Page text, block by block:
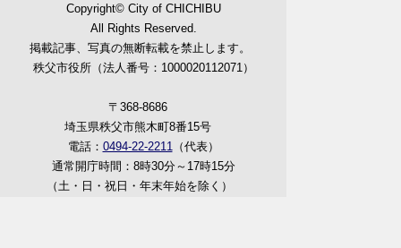
Copyright© City of CHICHIBU
All Rights Reserved.
掲載記事、写真の無断転載を禁止します。
秩父市役所（法人番号：1000020112071）
〒368-8686
埼玉県秩父市熊木町8番15号
電話： 0494-22-2211
（代表）
通常開庁時間：8時30分～17時15分
（土・日・祝日・年末年始を除く）